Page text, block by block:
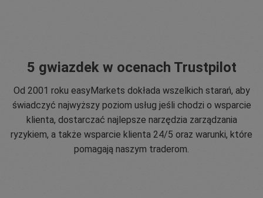
5 gwiazdek w ocenach Trustpilot
Od 2001 roku easyMarkets dokłada wszelkich starań, aby
świadczyć najwyższy poziom usług jeśli chodzi o wsparcie
klienta, dostarczać najlepsze narzędzia zarządzania
ryzykiem, a także wsparcie klienta 24/5 oraz warunki, które
pomagają naszym traderom.